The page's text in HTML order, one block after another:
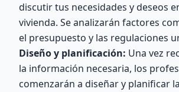
discutir tus necesidades y deseos
vivienda. Se analizarán factores
el presupuesto y las regulaciones
Diseño y planificación: Una vez
la información necesaria, los
comenzarán a diseñar y planificar